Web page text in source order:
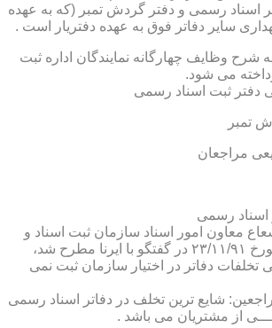
اسناد رسمی و دفتر گردش تمبر (كه به عهده
سایر دفاتر فوق به عهده دفتریار است .
شرح وظایف چهارگانه نمایندگان اداره ثبت
می شود.
اسناد رسمی
معاون امور اسناد سازمان ثبت اسناد و
املاک کشور که در مورخ ۲۳/۱۱/۹۱ در گفتگو با ایرنا مطرح شد،
تخلفات دفاتر در اختیار سازمان ثبت نمی
شایع ترین تخلف در دفاتر اسناد رسمی
از مشتریان می باشد .